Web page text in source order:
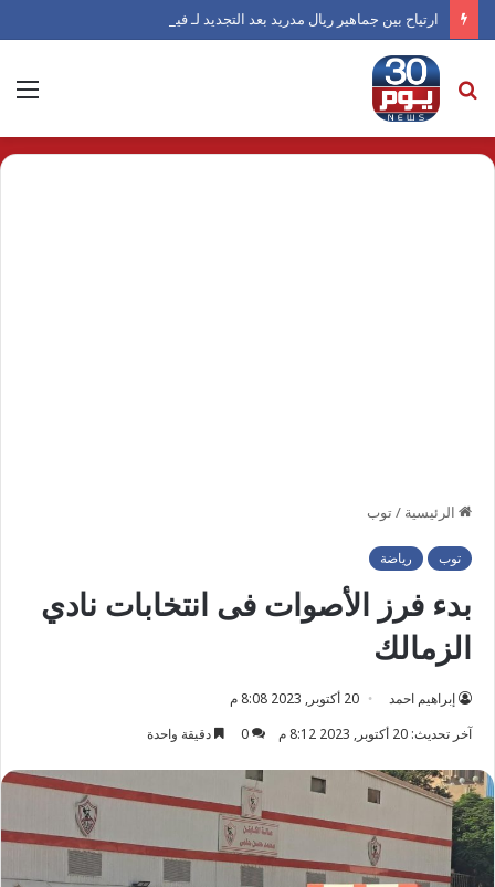
ارتياح بين جماهير ريال مدريد بعد التجديد لـ فينيسيوس
بحث
عن
الرئيسية /توب
توب رياضة
بدء فرز الأصوات فى انتخابات نادي
الزمالك
إبراهيم احمد
20 أكتوبر, 2023 8:08 م
آخر تحديث: 20 أكتوبر, 2023 8:12 م
0 دقيقة واحدة